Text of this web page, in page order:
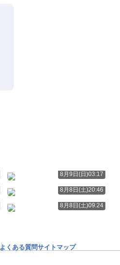
8月9日(日)03:17
8月8日(土)20:46
8月8日(土)09:24
よくある質問サイトマップ